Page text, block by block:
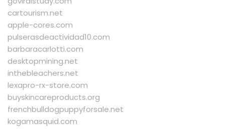
cartourism.net
apple-cores.com
pulserasdeactividad10.com
barbaracarlotti.com
desktopmining.net
inthebleachers.net
lexapro-rx-store.com
buyskincareproducts.org
frenchbulldogpuppyforsale.net
kogamasquid.com